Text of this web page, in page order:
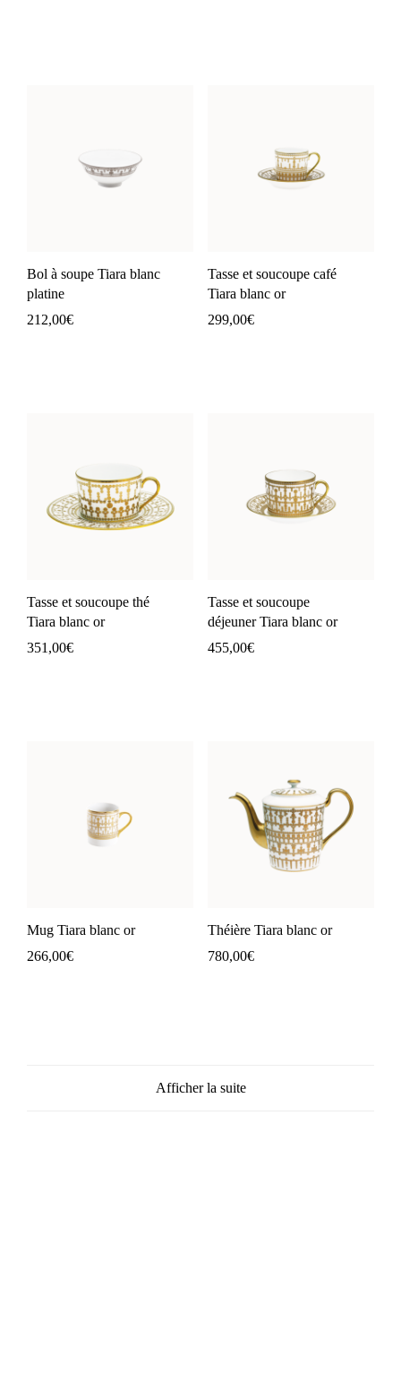
Bol à soupe Tiara blanc
platine
212,00€
Tasse et soucoupe café
Tiara blanc or
299,00€
Tasse et soucoupe thé
Tiara blanc or
351,00€
Tasse et soucoupe
déjeuner Tiara blanc or
455,00€
Mug Tiara blanc or
266,00€
Théière Tiara blanc or
780,00€
Afficher la suite